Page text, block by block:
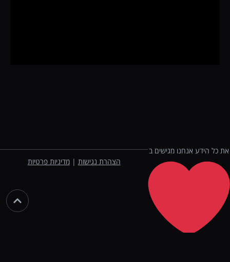
את כל הידע אנחנו מגישים ב
הצהרת נגישות |מדיניות פרטיות